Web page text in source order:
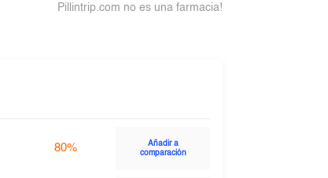
Pillintrip.com no es una farmacia!
80%
Añadir a
comparación